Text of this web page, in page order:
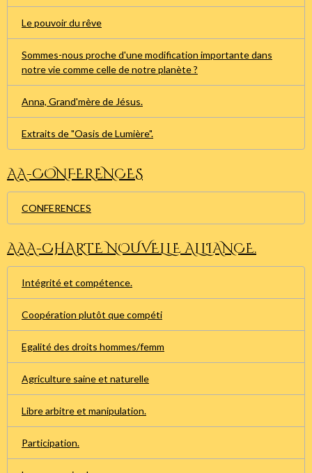
Le pouvoir du rêve
Sommes-nous proche d'une modification importante dans
notre vie comme celle de notre planète ?
Anna, Grand'mère de Jésus.
Extraits de "Oasis de Lumière".
AA-CONFERENCES
CONFERENCES
AAA-CHARTE NOUVELLE ALLIANCE.
Intégrité et compétence.
Coopération plutôt que compéti
Egalité des droits hommes/femm
Agriculture saine et naturelle
Libre arbitre et manipulation.
Participation.